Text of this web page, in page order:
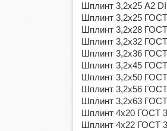
Шплинт 3,2х25 А2
Шплинт 3,2х25
Шплинт 3,2х28
Шплинт 3,2х32
Шплинт 3,2х36
Шплинт 3,2х45
Шплинт 3,2х50
Шплинт 3,2х56
Шплинт 3,2х63
Шплинт 4х20 ГОСТ
Шплинт 4х22 ГОСТ